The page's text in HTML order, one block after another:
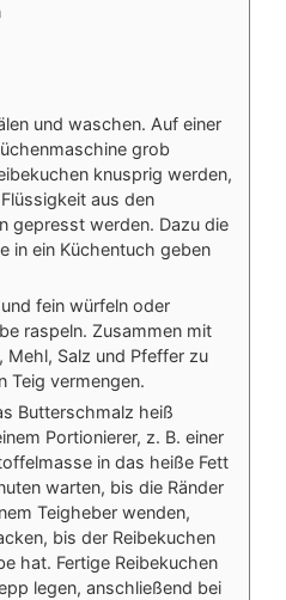
und waschen. Auf einer
grob
knusprig werden,
aus den
gepresst werden. Dazu die
in ein Küchentuch geben
fein würfeln oder
raspeln. Zusammen mit
Mehl, Salz und Pfeffer zu
Teig vermengen.
Butterschmalz heiß
Portionierer, z. B. einer
in das heiße Fett
warten, bis die Ränder
Teigheber wenden,
bis der Reibekuchen
hat. Fertige Reibekuchen
legen, anschließend bei